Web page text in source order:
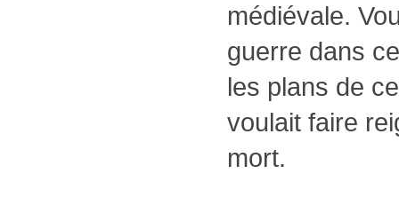
médiévale.
guerre dans
les plans de
voulait faire
mort.